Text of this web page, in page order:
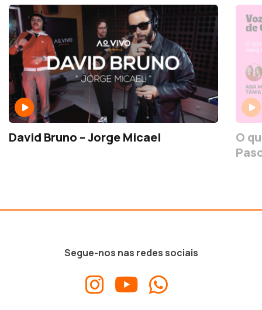
David Bruno – Jorge Micael
O
Segue-nos nas redes sociais